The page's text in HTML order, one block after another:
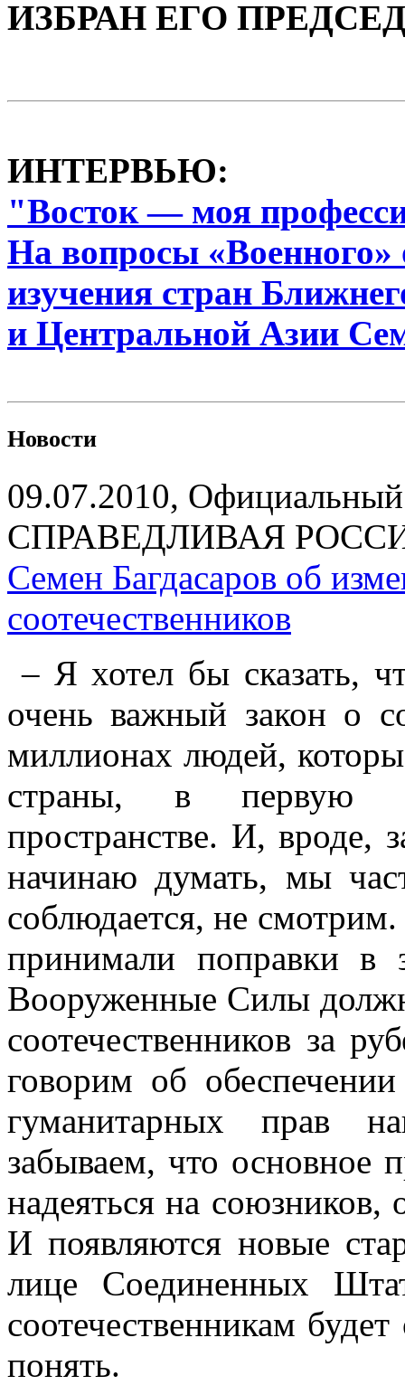
ИЗБРАН ЕГО
ИНТЕРВЬЮ:
"Восток — моя
На вопросы «Военного»
изучения стран
и Центральной Азии
Новости
09.07.2010,
СПРАВЕДЛИВАЯ РОССИЯ
Семен Багдасаров об
соотечественников
– Я хотел бы сказать,
очень важный закон о
миллионах людей,
страны, в первую
пространстве. И, вроде,
начинаю думать, мы
соблюдается, не
принимали поправки в
Вооруженные Силы
соотечественников за
говорим об
гуманитарных прав
забываем, что основное
надеяться на союзников,
И появляются новые
лице Соединенных
соотечественникам
понять.